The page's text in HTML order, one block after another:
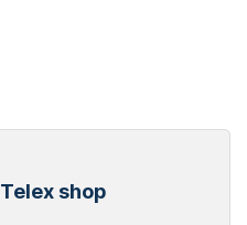
Telex shop